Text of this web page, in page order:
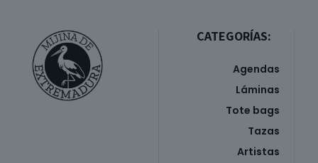
CATEGORÍAS:
Agendas
Láminas
Tote bags
Tazas
Artistas